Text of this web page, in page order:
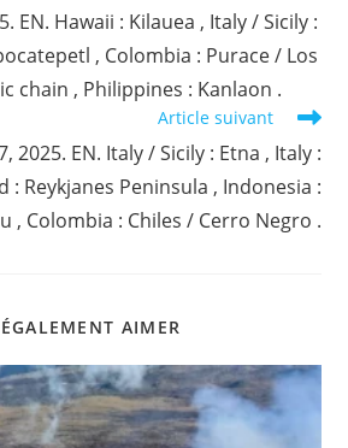
EN. Hawaii : Kilauea , Italy / Sicily :
, Colombia : Purace / Los
chain , Philippines : Kanlaon .
Article suivant
2025. EN. Italy / Sicily : Etna , Italy :
: Reykjanes Peninsula , Indonesia :
, Colombia : Chiles / Cerro Negro .
AIMER